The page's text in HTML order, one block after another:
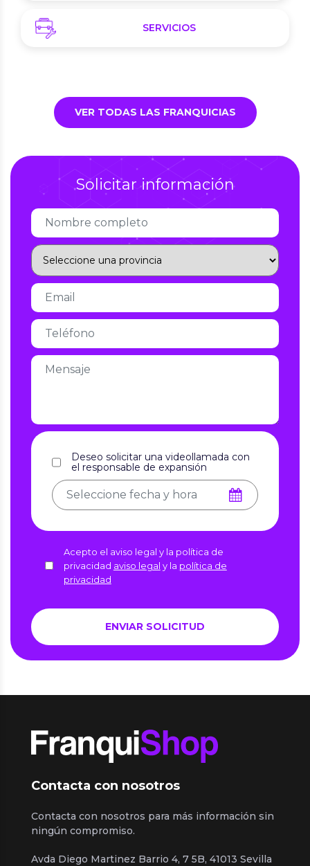
SERVICIOS
VER TODAS LAS FRANQUICIAS
Solicitar información
Deseo solicitar una videollamada con
el responsable de expansión
Acepto el aviso legal y la política de
privacidad aviso legal y la política de
privacidad
Contacta con nosotros
Contacta con nosotros para más información sin
ningún compromiso.
Avda Diego Martinez Barrio 4, 7 5B, 41013 Sevilla